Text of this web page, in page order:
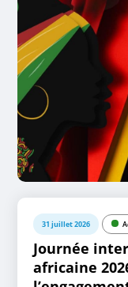
31 juillet 2026
Journée
africaine